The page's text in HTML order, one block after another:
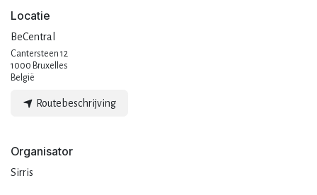
Locatie
BeCentral
Cantersteen 12
1000 Bruxelles
België
Routebeschrijving
Organisator
Sirris